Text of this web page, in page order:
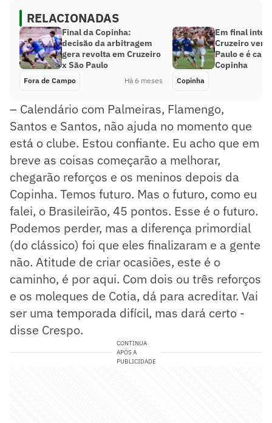
RELACIONADAS
Final da Copinha:
decisão da arbitragem
gera revolta em Cruzeiro
x São Paulo
Fora de Campo Há 6 meses
Em final
Cruzeiro
Paulo e é
Copinha
Copinha
– Calendário com Palmeiras, Flamengo,
Santos e Santos, não ajuda no momento que
está o clube. Estou confiante. Eu acho que em
breve as coisas começarão a melhorar,
chegarão reforços e os meninos depois da
Copinha. Temos futuro. Mas o futuro, como eu
falei, o Brasileirão, 45 pontos. Esse é o futuro.
Podemos perder, mas a diferença primordial
(do clássico) foi que eles finalizaram e a gente
não. Atitude de criar ocasiões, este é o
caminho, é por aqui. Com dois ou três reforços
e os moleques de Cotia, dá para acreditar. Vai
ser uma temporada difícil, mas dará certo -
disse Crespo.
CONTINUA
APÓS A
PUBLICIDADE